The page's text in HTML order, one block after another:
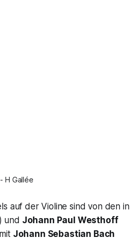
H Gallée
auf der Violine sind von den in
und Johann Paul Westhoff
Johann Sebastian Bach